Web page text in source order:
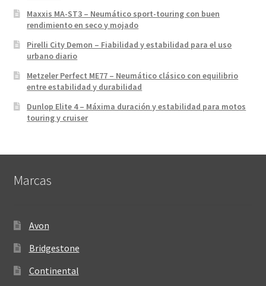
Maxxis MA-ST3 – Neumático sport-touring con buen
rendimiento en seco y mojado
Pirelli City Demon – Fiabilidad y estabilidad para el uso
urbano diario
Metzeler Perfect ME77 – Neumático clásico con equilibrio
entre estabilidad y durabilidad
Dunlop Elite 4 – Máxima duración y estabilidad para motos
touring y cruiser
Marcas
Avon
Bridgestone
Continental